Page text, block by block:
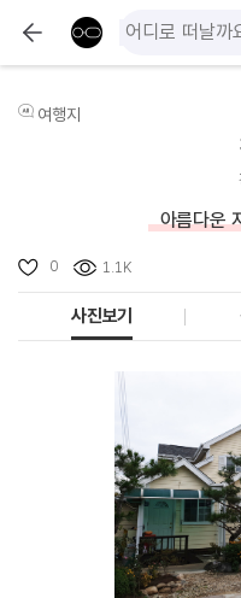
여행지
아름다운
0 1.1K
사진보기